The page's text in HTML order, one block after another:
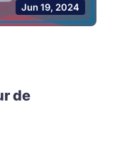
Jun 19, 2024
de